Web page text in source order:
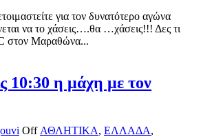
για τον δυνατότερο αγώνα
να το χάσεις….θα …χάσεις!!! Δες τι
στον Μαραθώνα...
10:30 η μάχη με τον
Off ΑΘΛΗΤΙΚΑ, ΕΛΛΑΔΑ,